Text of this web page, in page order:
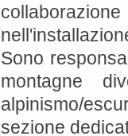
Sono
montagne
alpinismo/
sezione